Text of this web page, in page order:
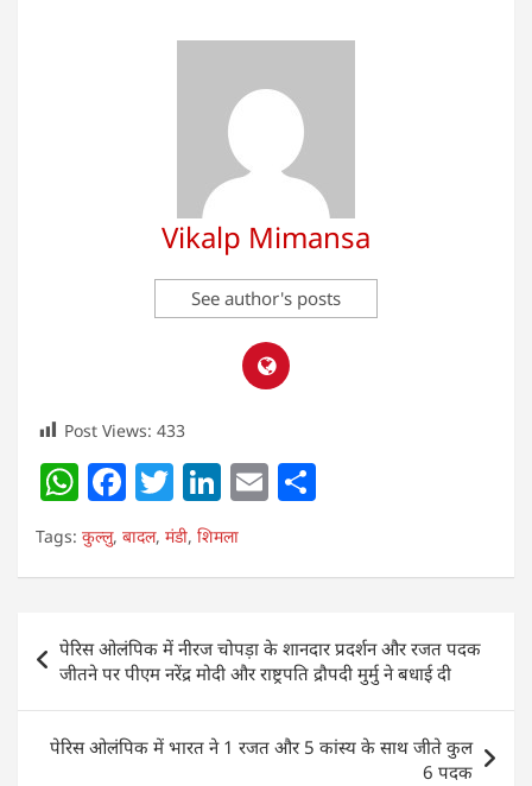
Vikalp Mimansa
See author's posts
Post Views: 433
W
h
at
s
A
p
p
F
a
c
e
b
o
o
k
T
w
itt
er
Li
n
k
e
dI
n
E
l e
Tags: कुल्लु, बादल, मंडी, शिमला
Post
navigation
पेरिस ओलंपिक में नीरज चोपड़ा के शानदार प्रदर्शन और रजत पदक
जीतने पर पीएम नरेंद्र मोदी और राष्ट्रपति द्रौपदी मुर्मु ने बधाई दी
पेरिस ओलंपिक में भारत ने 1 रजत और 5 कांस्य के साथ जीते कुल
6 पदक